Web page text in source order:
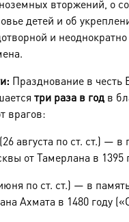
вторжений, о
детей и об
и
Празднование в честь
три раза в год в
врагов:
августа по ст. ст.) — в
от Тамерлана в 1395
по ст. ст.) — в
Ахмата в 1480 году